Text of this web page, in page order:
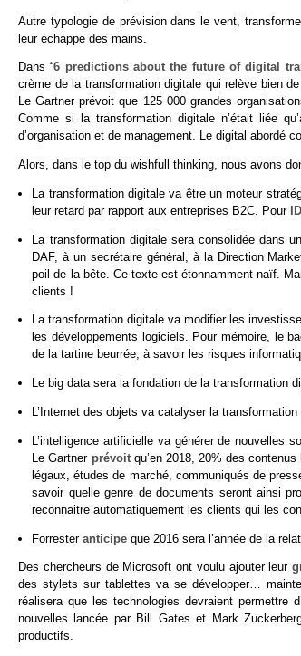
Autre typologie de prévision dans le vent,
leur échappe des mains.
Dans “6 predictions about the future of digital
crème de la transformation digitale qui relève bien
Le Gartner prévoit que 125 000 grandes
Comme si la transformation digitale n’était liée
d’organisation et de management. Le digital abordé
Alors, dans le top du wishfull thinking, nous avons
La transformation digitale va être un moteur
leur retard par rapport aux entreprises B2C. Pour
La transformation digitale sera consolidée dans
DAF, à un secrétaire général, à la Direction
poil de la bête. Ce texte est étonnamment naïf.
clients !
La transformation digitale va modifier les
les développements logiciels. Pour mémoire, le
de la tartine beurrée, à savoir les risques
Le big data sera la fondation de la transformation
L’Internet des objets va catalyser la
L’intelligence artificielle va générer de nouvelles
Le Gartner prévoitqu’en 2018, 20% des
légaux, études de marché, communiqués de
savoir quelle genre de documents seront ainsi
reconnaitre automatiquement les clients qui les
Forresteranticipe que 2016 sera l’année de la
Des chercheurs de Microsoft ont voulu ajouter leur
des stylets sur tablettes va se développer…
réalisera que les technologies devraient permettre
nouvelles lancée par Bill Gates et Mark
productifs.